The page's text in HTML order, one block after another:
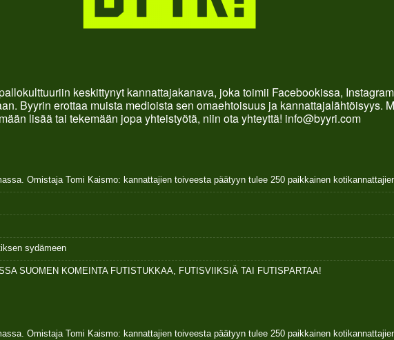
keskittynyt kannattajakanava, joka toimii Facebookissa,
Byyrin erottaa muista medioista sen omaehtoisuus ja kannattajalähtöisyys.
lisää tai tekemään jopa yhteistyötä, niin ota yhteyttä! info@byyri.com
Omistaja Tomi Kaismo: kannattajien toiveesta päätyyn tulee 250 paikkainen
sydämeen
SUOMEN KOMEINTA FUTISTUKKAA, FUTISVIIKSIÄ TAI FUTISPARTAA!
Omistaja Tomi Kaismo: kannattajien toiveesta päätyyn tulee 250 paikkainen